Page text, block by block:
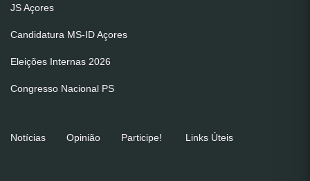
JS Açores
Candidatura MS-ID Açores
Eleições Internas 2026
Congresso Nacional PS
Notícias Opinião Participe! Links Úteis